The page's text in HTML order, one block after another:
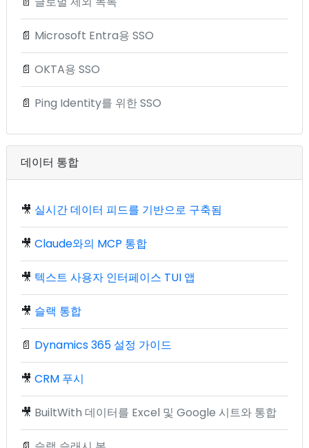
📄 Microsoft Entra용 SSO
📄 OKTA용 SSO
📄 Ping Identity를 위한 SSO
데이터 통합
🎥 실시간 데이터 피드를 기반으로 구축됨
🎥 Claude와의 MCP 통합
🎥 텍스트 사용자 인터페이스 TUI 앱
🎥 슬랙 통합
📄 Dynamics 365 설정 가이드
🎥 CRM 푸시
🎥 BuiltWith 데이터를 Excel 및 Google 시트와 통합